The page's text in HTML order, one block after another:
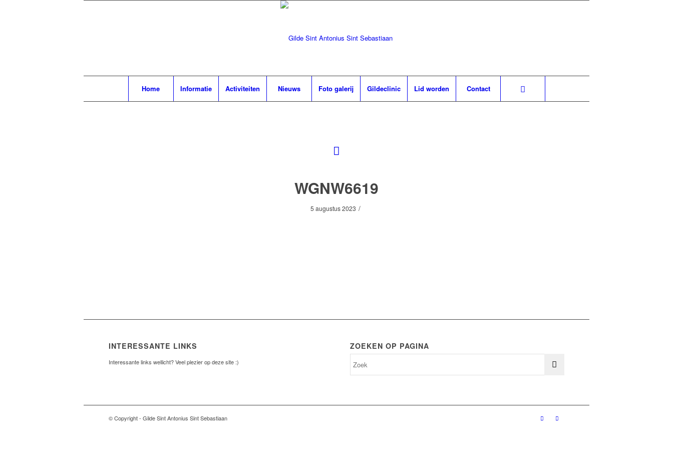
Home Informatie Activiteiten Nieuws Foto galerij Gildeclinic Lid worden Contact
WGNW6619
5 augustus 2023 /
INTERESSANTE LINKS
Interessante links wellicht? Veel plezier op deze site :)
ZOEKEN OP PAGINA
© Copyright - Gilde Sint Antonius Sint Sebastiaan